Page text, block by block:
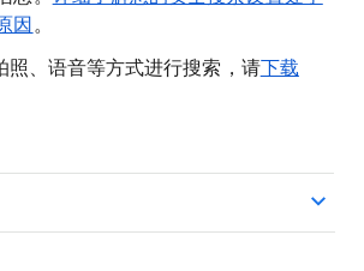
因 。
照、语音等方式进行搜索，请下载